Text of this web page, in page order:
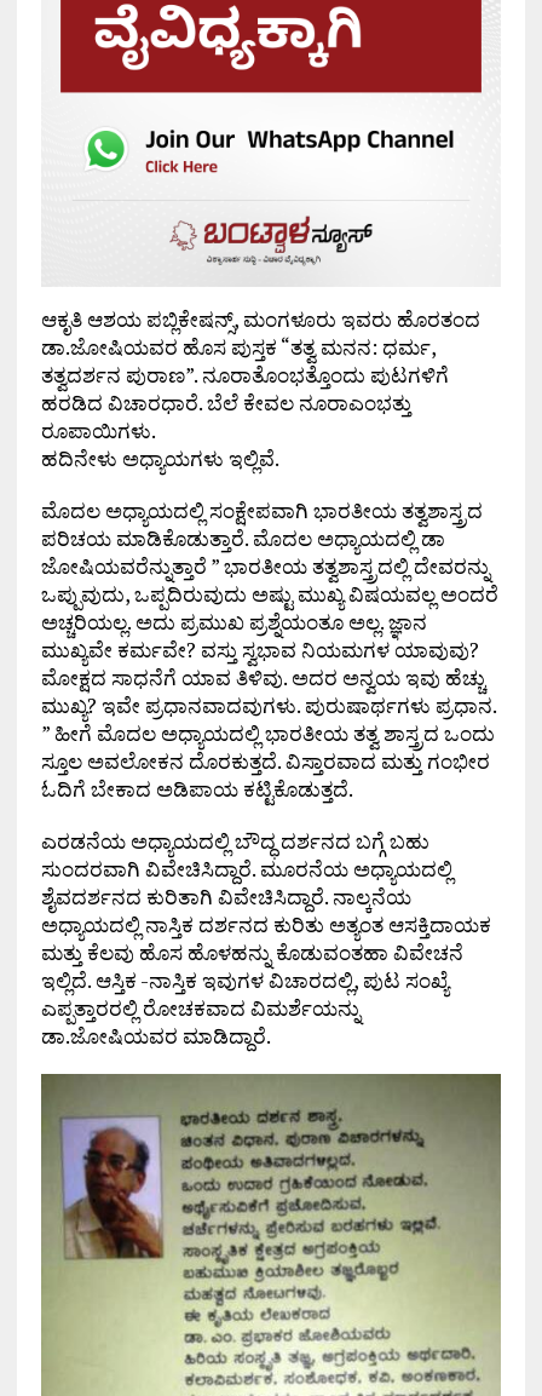
ಆಕೃತಿ ಆಶಯ ಪಬ್ಲಿಕೇಷನ್ಸ್, ಮಂಗಳೂರು ಇವರು ಹೊರತಂದ
ಡಾ.ಜೋಷಿಯವರ ಹೊಸ ಪುಸ್ತಕ “ತತ್ವ ಮನನ: ಧರ್ಮ,
ತತ್ವದರ್ಶನ ಪುರಾಣ”. ನೂರಾತೊಂಭತ್ತೊಂದು ಪುಟಗಳಿಗೆ
ಹರಡಿದ ವಿಚಾರಧಾರೆ. ಬೆಲೆ ಕೇವಲ ನೂರಾಎಂಭತ್ತು
ರೂಪಾಯಿಗಳು.
ಹದಿನೇಳು ಅಧ್ಯಾಯಗಳು ಇಲ್ಲಿವೆ.
ಮೊದಲ ಅಧ್ಯಾಯದಲ್ಲಿ ಸಂಕ್ಷೇಪವಾಗಿ ಭಾರತೀಯ ತತ್ವಶಾಸ್ತ್ರದ
ಪರಿಚಯ ಮಾಡಿಕೊಡುತ್ತಾರೆ. ಮೊದಲ ಅಧ್ಯಾಯದಲ್ಲಿ ಡಾ
ಜೋಷಿಯವರೆನ್ನುತ್ತಾರೆ ” ಭಾರತೀಯ ತತ್ವಶಾಸ್ತ್ರದಲ್ಲಿ ದೇವರನ್ನು
ಒಪ್ಪುವುದು, ಒಪ್ಪದಿರುವುದು ಅಷ್ಟು ಮುಖ್ಯ ವಿಷಯವಲ್ಲ ಅಂದರೆ
ಅಚ್ಚರಿಯಲ್ಲ. ಅದು ಪ್ರಮುಖ ಪ್ರಶ್ನೆಯಂತೂ ಅಲ್ಲ. ಜ್ಞಾನ
ಮುಖ್ಯವೇ ಕರ್ಮವೇ? ವಸ್ತು ಸ್ವಭಾವ ನಿಯಮಗಳ ಯಾವುವು?
ಮೋಕ್ಷದ ಸಾಧನೆಗೆ ಯಾವ ತಿಳಿವು. ಅದರ ಅನ್ವಯ ಇವು ಹೆಚ್ಚು
ಮುಖ್ಯ? ಇವೇ ಪ್ರಧಾನವಾದವುಗಳು. ಪುರುಷಾರ್ಥಗಳು ಪ್ರಧಾನ.
” ಹೀಗೆ ಮೊದಲ ಅಧ್ಯಾಯದಲ್ಲಿ ಭಾರತೀಯ ತತ್ವ ಶಾಸ್ತ್ರದ ಒಂದು
ಸ್ತೂಲ ಅವಲೋಕನ ದೊರಕುತ್ತದೆ. ವಿಸ್ತಾರವಾದ ಮತ್ತು ಗಂಭೀರ
ಓದಿಗೆ ಬೇಕಾದ ಅಡಿಪಾಯ ಕಟ್ಟಿಕೊಡುತ್ತದೆ.
ಎರಡನೆಯ ಅಧ್ಯಾಯದಲ್ಲಿ ಬೌದ್ಧ ದರ್ಶನದ ಬಗ್ಗೆ ಬಹು
ಸುಂದರವಾಗಿ ವಿವೇಚಿಸಿದ್ದಾರೆ. ಮೂರನೆಯ ಅಧ್ಯಾಯದಲ್ಲಿ
ಶೈವದರ್ಶನದ ಕುರಿತಾಗಿ ವಿವೇಚಿಸಿದ್ದಾರೆ. ನಾಲ್ಕನೆಯ
ಅಧ್ಯಾಯದಲ್ಲಿ ನಾಸ್ತಿಕ ದರ್ಶನದ ಕುರಿತು ಅತ್ಯಂತ ಆಸಕ್ತಿದಾಯಕ
ಮತ್ತು ಕೆಲವು ಹೊಸ ಹೊಳಹನ್ನು ಕೊಡುವಂತಹಾ ವಿವೇಚನೆ
ಇಲ್ಲಿದೆ. ಆಸ್ತಿಕ -ನಾಸ್ತಿಕ ಇವುಗಳ ವಿಚಾರದಲ್ಲಿ, ಪುಟ ಸಂಖ್ಯೆ
ಎಪ್ಪತ್ತಾರರಲ್ಲಿ ರೋಚಕವಾದ ವಿಮರ್ಶೆಯನ್ನು
ಡಾ.ಜೋಷಿಯವರ ಮಾಡಿದ್ದಾರೆ.